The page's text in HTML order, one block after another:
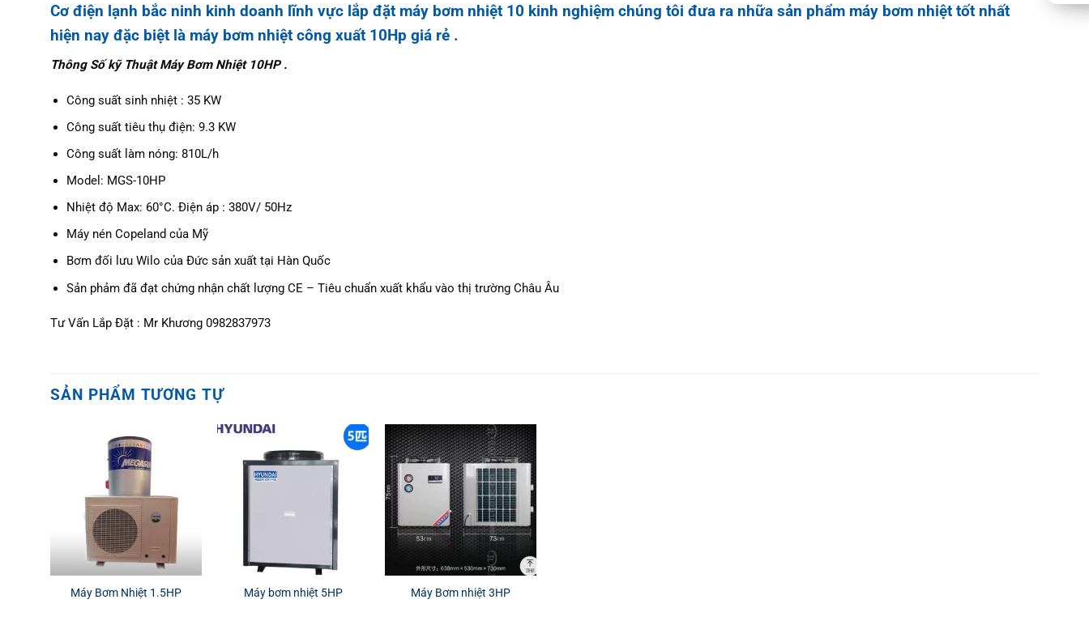
Cơ điện lạnh bắc ninh kinh doanh lĩnh vực lắp đặt máy bơm nhiệt 10 kinh nghiệm chúng tôi đưa ra nhữa sản phẩm máy bơm nhiệt tốt nhất
hiện nay đặc biệt là máy bơm nhiệt công xuất 10Hp giá rẻ .
Thông Số kỹ Thuật Máy Bơm Nhiệt 10HP .
Công suất sinh nhiệt : 35 KW
Công suất tiêu thụ điện: 9.3 KW
Công suất làm nóng: 810L/h
Model: MGS-10HP
Nhiệt độ Max: 60°C. Điện áp : 380V/ 50Hz
Máy nén Copeland của Mỹ
Bơm đối lưu Wilo của Đức sản xuất tại Hàn Quốc
Sản phảm đã đạt chứng nhận chất lượng CE – Tiêu chuẩn xuất khẩu vào thị trường Châu Âu
Tư Vấn Lắp Đặt : Mr Khương 0982837973
SẢN PHẨM TƯƠNG TỰ
Máy Bơm Nhiệt 1.5HP Máy bơm nhiệt 5HP Máy Bơm nhiệt 3HP